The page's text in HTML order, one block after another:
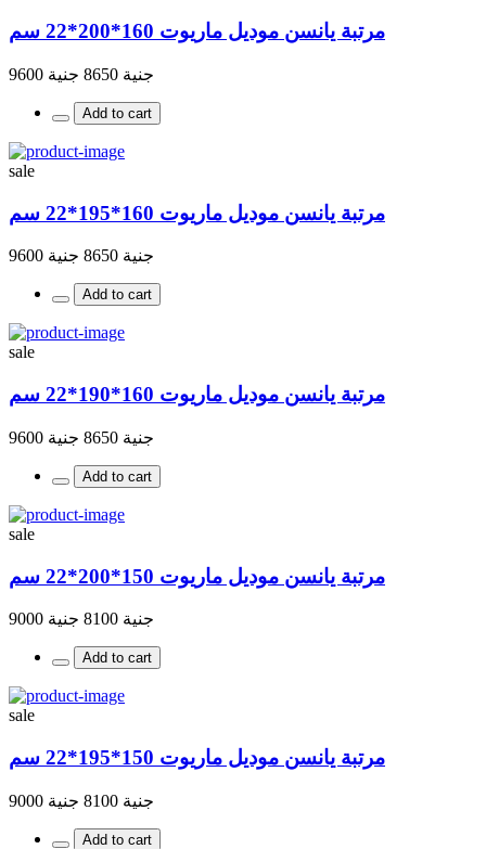
مرتبة يانسن موديل ماريوت 160*200*22 سم
جنية 8650 جنية 9600
Add to cart
sale
مرتبة يانسن موديل ماريوت 160*195*22 سم
جنية 8650 جنية 9600
Add to cart
sale
مرتبة يانسن موديل ماريوت 160*190*22 سم
جنية 8650 جنية 9600
Add to cart
sale
مرتبة يانسن موديل ماريوت 150*200*22 سم
جنية 8100 جنية 9000
Add to cart
sale
مرتبة يانسن موديل ماريوت 150*195*22 سم
جنية 8100 جنية 9000
Add to cart